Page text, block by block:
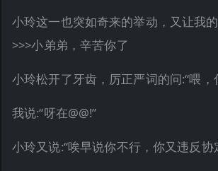
小玲这一也突如奇来的举动，又让我
>>>小弟弟，辛苦你了
小玲松开了牙齿，厉正严词的问:“喂，
我说:“呀在@@!”
小玲又说:“唉早说你不行，你又违反协